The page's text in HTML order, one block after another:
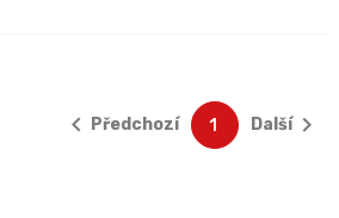
 Předchozí 1 Další